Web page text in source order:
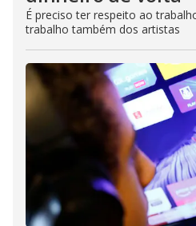
É preciso ter respeito ao
trabalho também dos artistas